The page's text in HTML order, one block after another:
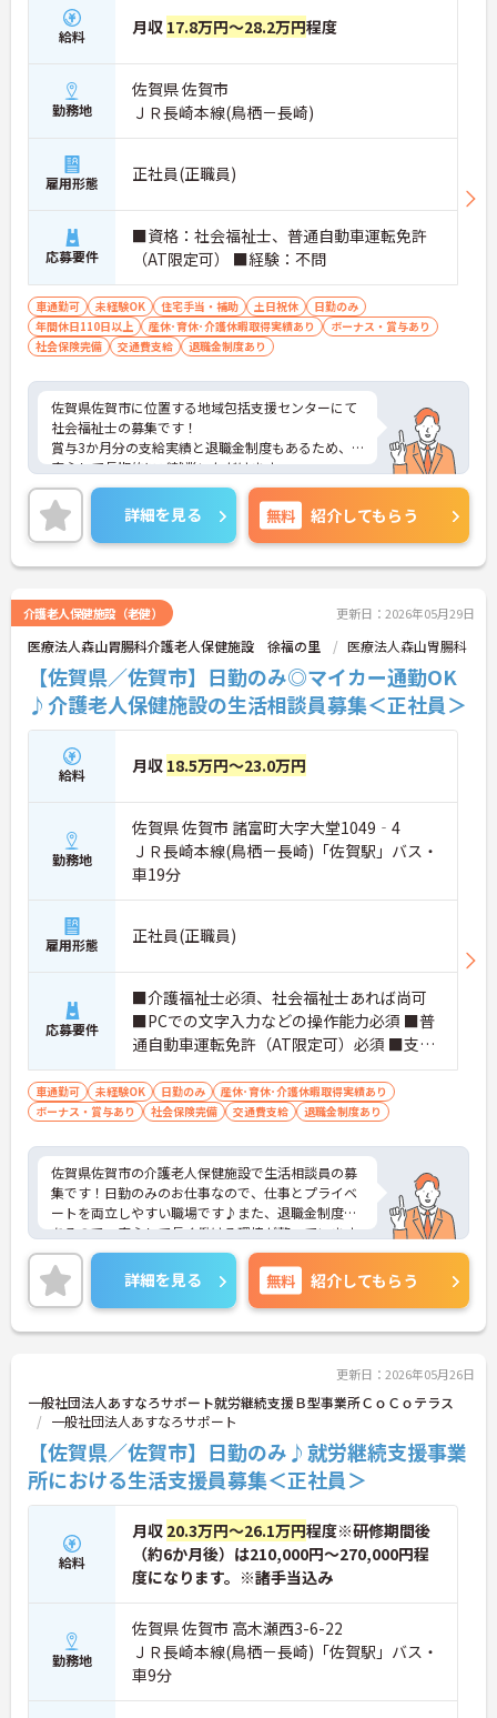
るためポストも豊富にあり、専門性を高めながらマ
ネジメント職への挑戦も視野に入れていただけま
す。
・年間休日114日、残業月平均10時間程度という就
業環境に加え、産前産後休暇や育児休暇制度がしっ
かりと整備されています。オンとオフの切り替えを
・グループホーム一棟あたりの入居者様20名定員を
常時2～4名のスタッフで支援、国基準を上回る人員
配置や夜間複数名体制が敷かれているため、業務に
追われることなくご利用者様のペースに合わせたサ
ポートが可能です。施設も専用設計で働きやすく、
ご自身の理想とする福祉を実践できる環境が整って
います。
給料 月収 17.8万円～28.2万円程度
勤務地
佐賀県 佐賀市
ＪＲ長崎本線(鳥栖－長崎)
雇用形態 正社員(正職員)
応募要件
■資格：社会福祉士、普通自動車運転免許
（AT限定可） ■経験：不問
車通勤可 未経験OK 住宅手当・補助 土日祝休
日勤のみ
年間休日110日以上
産休･育休･介護休暇取得実績あり
ボーナス・賞与あり
社会保険完備
交通費支給 退職金制度あり
佐賀県佐賀市に位置する地域包括支援センターにて
社会福祉士の募集です！
賞与3か月分の支給実績と退職金制度もあるため、
安心して長期的にご就業いただけます。
ご興味ある方には、面接対策ポイントなど、さらに
詳細をお話しいたしますのでお気軽にご相談くださ
い！
詳細を見る 無料 紹介してもらう
介護老人保健施設（老健） 更新日：2026年05月29日
医療法人森山胃腸科介護老人保健施設 徐福の里 医療法人森山胃腸科
【佐賀県／佐賀市】日勤のみ◎マイカー通勤OK
♪介護老人保健施設の生活相談員募集＜正社員＞
給料 月収 18.5万円～23.0万円
勤務地
佐賀県 佐賀市 諸富町大字大堂1049‐4
ＪＲ長崎本線(鳥栖－長崎)「佐賀駅」バス・
車19分
雇用形態 正社員(正職員)
応募要件
■介護福祉士必須、社会福祉士あれば尚可
■PCでの文字入力などの操作能力必須 ■普
通自動車運転免許（AT限定可）必須 ■支援
相談員としての業務経験あれば尚可 ■経験
不問
車通勤可 未経験OK 日勤のみ
産休･育休･介護休暇取得実績あり
ボーナス・賞与あり
社会保険完備 交通費支給 退職金制度あり
佐賀県佐賀市の介護老人保健施設で生活相談員の募
集です！日勤のみのお仕事なので、仕事とプライベ
ートを両立しやすい職場です♪また、退職金制度も
あるので、安心して長く働ける環境が整っています
◎ご興味のある方は、面接ポイントをお伝えします
ので、お気軽にご連絡ください。
詳細を見る 無料 紹介してもらう
更新日：2026年05月26日
一般社団法人あすなろサポート就労継続支援Ｂ型事業所ＣｏＣｏテラス
一般社団法人あすなろサポート
【佐賀県／佐賀市】日勤のみ♪就労継続支援事業
所における生活支援員募集＜正社員＞
給料
月収 20.3万円～26.1万円程度※研修期間後
（約6か月後）は210,000円～270,000円程
度になります。※諸手当込み
勤務地
佐賀県 佐賀市 高木瀬西3-6-22
ＪＲ長崎本線(鳥栖－長崎)「佐賀駅」バス・
車9分